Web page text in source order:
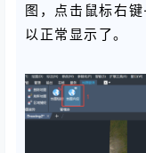
图，点击鼠标右
以正常显示了。